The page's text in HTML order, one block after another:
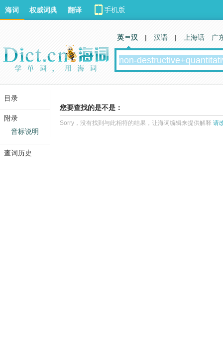
您要查找的是不是：
Sorry，没有找到与此相符的结果，让海词编辑来提供解释 请
海词 权威词典 翻译
英 汉 | 汉语 | 上海话 广
目录
附录
音标说明
查词历史